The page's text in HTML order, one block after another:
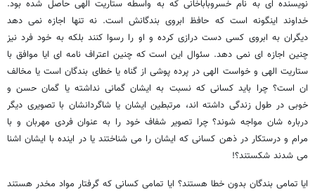
نویسنده ای به نام خسروباباخانی که به واسطه ستاریت الهی حاصل شده بود.
خداوند اینگونه است که حافظ ابروی بندگانش است. نه تنها اجازه نمی دهد
دیگران به ابروی کسی دست درازی کرده و او را رسوا کنند بلکه به خود فرد نیز
چنین اجازه ای نمی دهد. سئوال این است که چنین اعتراف نامه ای ایا موافق با
ستاریت الهی و خواست الهی در پرده پوشی از گناه یا خطای بندگان است یا مخالف
ان است؟ چرا باید کسانی که نسبت به ایشان گمانی نداشته یا گمان حسن و
خوبی در طول زندگی داشته اند، مرتبطین ایشان یا شاگردانشان با تصویری دیگر
درباره شان مواجه شوند؟ چرا تصویر شفاف خود را به عنوان فردی مهربان و با
مرام و درستکار در ذهن کسانی که ایشان را می شناختند یا در اینده با ایشان اشنا
می شدند شکستند؟!
ایا تمامی بندگان بدون خطا هستند؟ ایا تمامی کسانی که گرفتار مواد مخدر هستند